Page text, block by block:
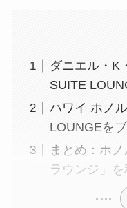
ダニエル・K
SUITE
ハワイ ホノ
LOUNGEを
まとめ：ホ
ラウンジ」